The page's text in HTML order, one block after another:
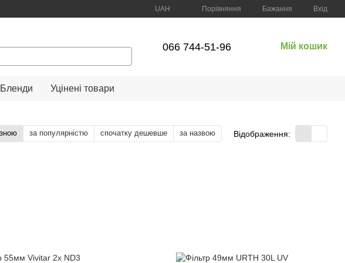
UAH Порівняння Бажання Вхід
066 744-51-96 Мій кошик
Бленди Уцінені товари
за популярністю спочатку дешевше за назвою Відображення: